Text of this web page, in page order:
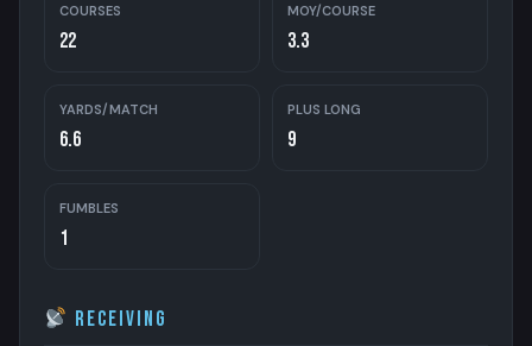
COURSES
22
MOY/COURSE
3.3
YARDS/MATCH
6.6
PLUS LONG
9
FUMBLES
1
Receiving